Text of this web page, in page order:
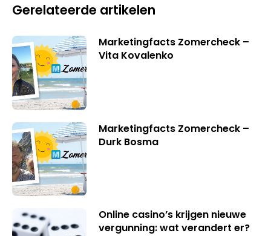
Gerelateerde artikelen
Marketingfacts Zomercheck –
Vita Kovalenko
Marketingfacts Zomercheck –
Durk Bosma
Online casino’s krijgen nieuwe
vergunning: wat verandert er?